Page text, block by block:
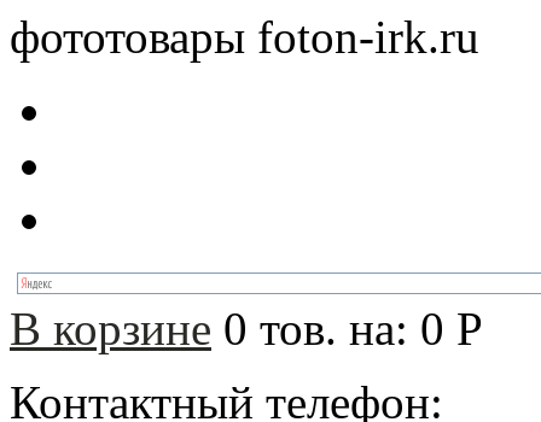
фототовары foton-irk.ru
В корзине 0 тов. на: 0 Р
Контактный телефон: